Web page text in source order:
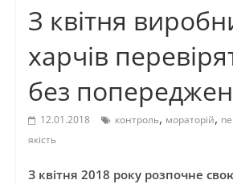
З квітня
харчів
без
12.01.2018 контроль, мораторій,
якість
З квітня 2018 року розпочне